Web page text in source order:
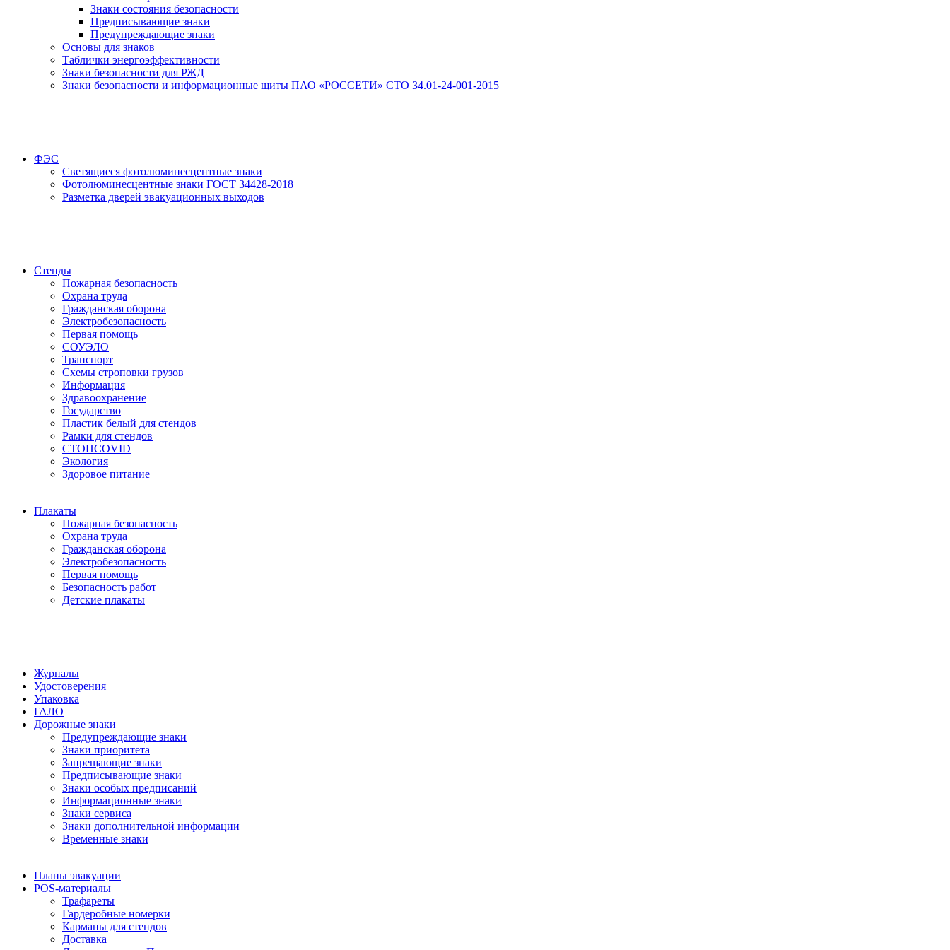
Знаки состояния безопасности
Предписывающие знаки
Предупреждающие знаки
Основы для знаков
Таблички энергоэффективности
Знаки безопасности для РЖД
Знаки безопасности и информационные щиты ПАО «РОССЕТИ» СТО 34.01-24-001-2015
ФЭС
Светящиеся фотолюминесцентные знаки
Фотолюминесцентные знаки ГОСТ 34428-2018
Разметка дверей эвакуационных выходов
Стенды
Пожарная безопасность
Охрана труда
Гражданская оборона
Электробезопасность
Первая помощь
СОУЭЛО
Транспорт
Схемы строповки грузов
Информация
Здравоохранение
Государство
Пластик белый для стендов
Рамки для стендов
СТОПCOVID
Экология
Здоровое питание
Плакаты
Пожарная безопасность
Охрана труда
Гражданская оборона
Электробезопасность
Первая помощь
Безопасность работ
Детские плакаты
Журналы
Удостоверения
Упаковка
ГАЛО
Дорожные знаки
Предупреждающие знаки
Знаки приоритета
Запрещающие знаки
Предписывающие знаки
Знаки особых предписаний
Информационные знаки
Знаки сервиса
Знаки дополнительной информации
Временные знаки
Планы эвакуации
POS-материалы
Трафареты
Гардеробные номерки
Карманы для стендов
Доставка